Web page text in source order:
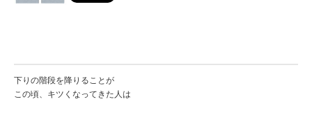
下りの階段を降りることが
この頃、キツくなってきた人は